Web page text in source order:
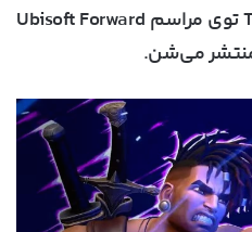
بیشتر از بازی The Lost Crown توی مراسم Ubisoft Forward
منتشر می‌شن.